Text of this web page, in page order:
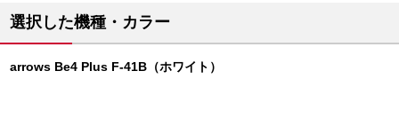
選択した機種・カラー
arrows Be4 Plus F-41B（ホワイト）